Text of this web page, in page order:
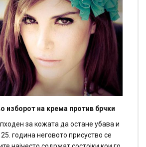
изборот на крема против брчки
за кожата да остане убава и
година неговото присуство се